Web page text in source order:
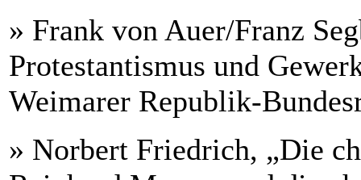
» Frank von Auer/Franz
Protestantismus und
Weimarer Republik-
» Norbert Friedrich, „Die